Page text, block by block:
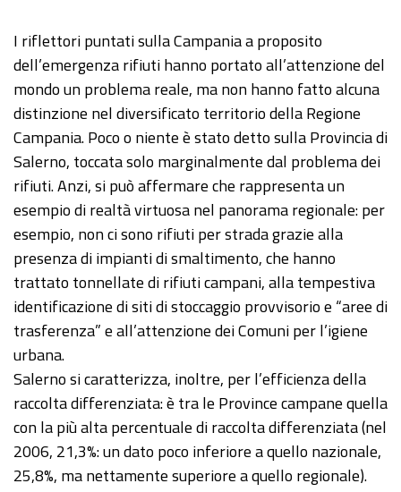
I riflettori puntati sulla Campania a proposito
dell’emergenza rifiuti hanno portato all’attenzione del
mondo un problema reale, ma non hanno fatto alcuna
distinzione nel diversificato territorio della Regione
Campania. Poco o niente è stato detto sulla Provincia di
Salerno, toccata solo marginalmente dal problema dei
rifiuti. Anzi, si può affermare che rappresenta un
esempio di realtà virtuosa nel panorama regionale: per
esempio, non ci sono rifiuti per strada grazie alla
presenza di impianti di smaltimento, che hanno
trattato tonnellate di rifiuti campani, alla tempestiva
identificazione di siti di stoccaggio provvisorio e “aree di
trasferenza” e all’attenzione dei Comuni per l’igiene
urbana.
Salerno si caratterizza, inoltre, per l’efficienza della
raccolta differenziata: è tra le Province campane quella
con la più alta percentuale di raccolta differenziata (nel
2006, 21,3%: un dato poco inferiore a quello nazionale,
25,8%, ma nettamente superiore a quello regionale).